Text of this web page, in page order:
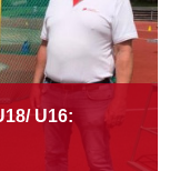
U16: